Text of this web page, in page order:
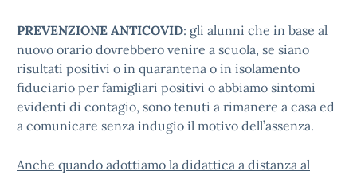
PREVENZIONE ANTICOVID: gli alunni che in base al
nuovo orario dovrebbero venire a scuola, se siano
risultati positivi o in quarantena o in isolamento
fiduciario per famigliari positivi o abbiamo sintomi
evidenti di contagio, sono tenuti a rimanere a casa ed
a comunicare senza indugio il motivo dell’assenza.
Anche quando adottiamo la didattica a distanza al